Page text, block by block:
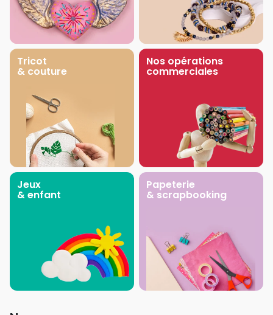
Tricot
& couture
Nos opérations
commerciales
Jeux
& enfant
Papeterie
& scrapbooking